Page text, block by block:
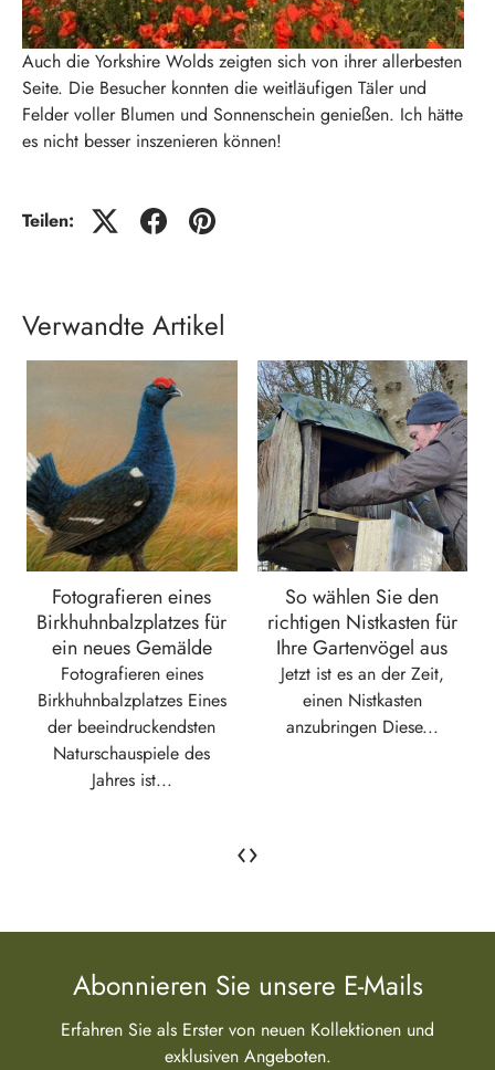
Auch die Yorkshire Wolds zeigten sich von ihrer allerbesten
Seite. Die Besucher konnten die weitläufigen Täler und
Felder voller Blumen und Sonnenschein genießen. Ich hätte
es nicht besser inszenieren können!
Teilen:
Verwandte Artikel
Fotografieren eines
Birkhuhnbalzplatzes für
ein neues Gemälde
Fotografieren eines
Birkhuhnbalzplatzes Eines
der beeindruckendsten
Naturschauspiele des
Jahres ist...
So wählen Sie den
richtigen Nistkasten für
Ihre Gartenvögel aus
Jetzt ist es an der Zeit,
einen Nistkasten
anzubringen Diese...
‹›
Abonnieren Sie unsere E-Mails
Erfahren Sie als Erster von neuen Kollektionen und
exklusiven Angeboten.